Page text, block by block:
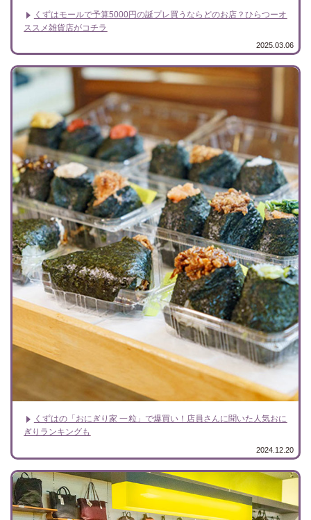
くずはモールで予算5000円の誕プレ買うならどのお店？ひらつーオ
ススメ雑貨店がコチラ
2025.03.06
くずはの「おにぎり家 一粒」で爆買い！店員さんに聞いた人気おに
ぎりランキングも
2024.12.20